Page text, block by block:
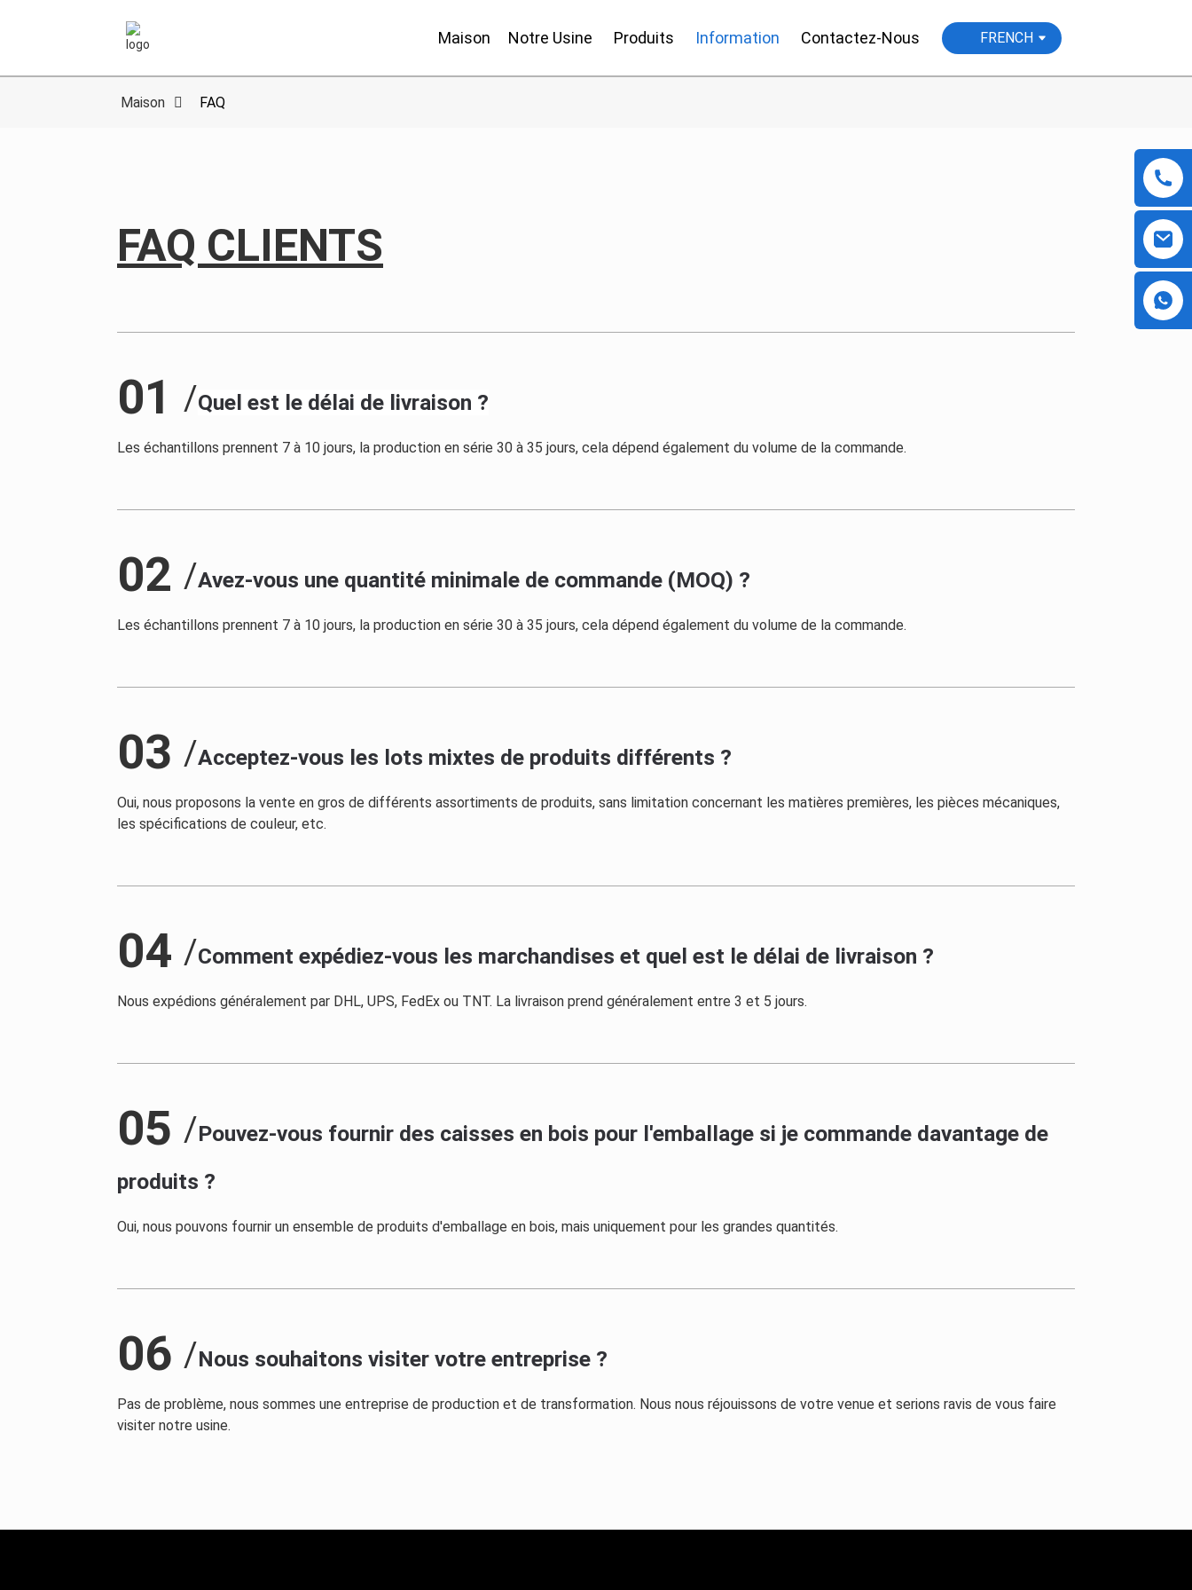
Maison Notre Usine Produits Information Contactez-Nous FRENCH
Maison FAQ
FAQ CLIENTS
01 /Quel est le délai de livraison ?
Les échantillons prennent 7 à 10 jours, la production en série 30 à 35 jours, cela dépend également du volume de la commande.
02 /Avez-vous une quantité minimale de commande (MOQ) ?
Les échantillons prennent 7 à 10 jours, la production en série 30 à 35 jours, cela dépend également du volume de la commande.
03 /Acceptez-vous les lots mixtes de produits différents ?
Oui, nous proposons la vente en gros de différents assortiments de produits, sans limitation concernant les matières premières, les pièces mécaniques,
les spécifications de couleur, etc.
04 /Comment expédiez-vous les marchandises et quel est le délai de livraison ?
Nous expédions généralement par DHL, UPS, FedEx ou TNT. La livraison prend généralement entre 3 et 5 jours.
05 /Pouvez-vous fournir des caisses en bois pour l'emballage si je commande davantage de
produits ?
Oui, nous pouvons fournir un ensemble de produits d'emballage en bois, mais uniquement pour les grandes quantités.
06 /Nous souhaitons visiter votre entreprise ?
Pas de problème, nous sommes une entreprise de production et de transformation. Nous nous réjouissons de votre venue et serions ravis de vous faire
visiter notre usine.